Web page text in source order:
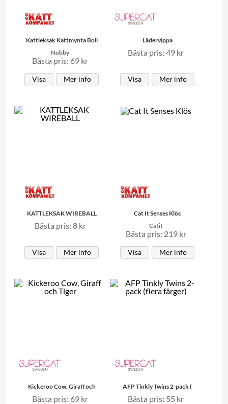
Kattleksak Kattmynta Boll
Nobby
Bästa pris: 69 kr
Visa Mer info
Lädervippa
Bästa pris: 49 kr
Visa Mer info
KATTLEKSAK WIREBALL
Bästa pris: 8 kr
Visa Mer info
Cat It Senses Klös
Catit
Bästa pris: 219 kr
Visa Mer info
Kickeroo Cow, Giraff och
Bästa pris: 69 kr
AFP Tinkly Twins 2-pack (
Bästa pris: 55 kr